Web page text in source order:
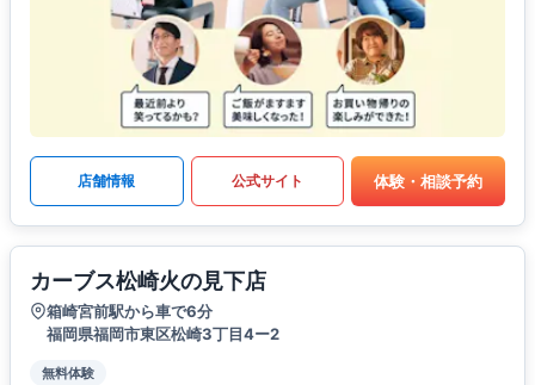
店舗情報 公式サイト 体験・相談予約
カーブス松崎火の見下店
箱崎宮前駅から車で6分
福岡県福岡市東区松崎3丁目4ー2
無料体験